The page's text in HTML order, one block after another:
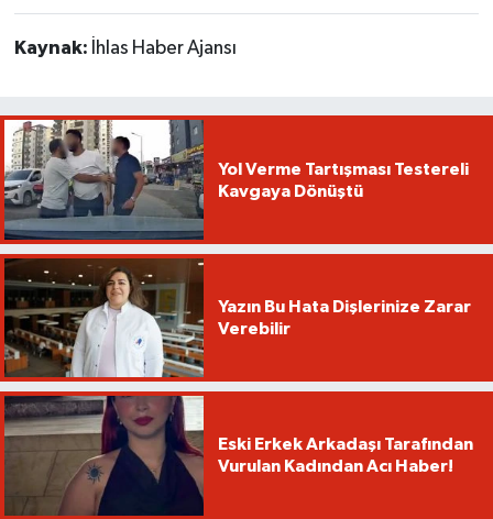
Kaynak: İhlas Haber Ajansı
Yol Verme Tartışması Testereli
Kavgaya Dönüştü
Yazın Bu Hata Dişlerinize Zarar
Verebilir
Eski Erkek Arkadaşı Tarafından
Vurulan Kadından Acı Haber!